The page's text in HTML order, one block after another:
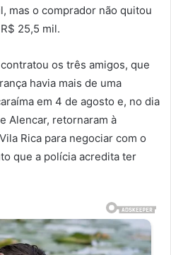
mas o comprador não quitou
25,5 mil.
os três amigos, que
havia mais de uma
em 4 de agosto e, no dia
Alencar, retornaram à
Rica para negociar com o
que a polícia acredita ter